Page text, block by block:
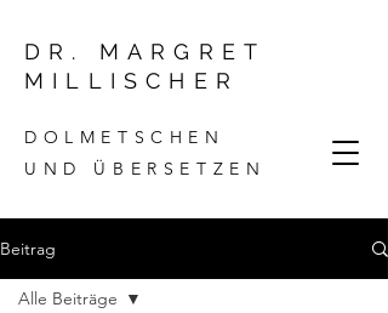
DR. MARGRET
MILLISCHER
DOLMETSCHEN
UND ÜBERSETZEN
Beitrag
Alle Beiträge